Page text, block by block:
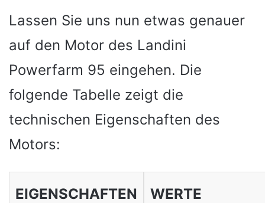
Lassen Sie uns nun etwas genauer
auf den Motor des Landini
Powerfarm 95 eingehen. Die
folgende Tabelle zeigt die
technischen Eigenschaften des
Motors:
EIGENSCHAFTEN WERTE